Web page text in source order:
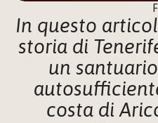
In questo
storia di
un
costa di